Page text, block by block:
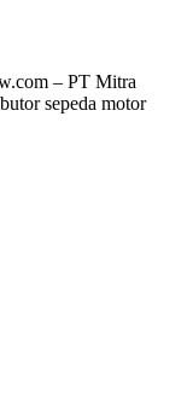
– PT Mitra
sepeda motor